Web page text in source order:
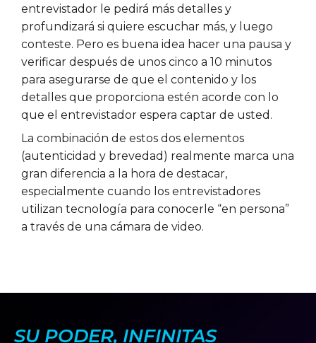
entrevistador le pedirá más detalles y
profundizará si quiere escuchar más, y luego
conteste. Pero es buena idea hacer una pausa y
verificar después de unos cinco a 10 minutos
para asegurarse de que el contenido y los
detalles que proporciona estén acorde con lo
que el entrevistador espera captar de usted.
La combinación de estos dos elementos
(autenticidad y brevedad) realmente marca una
gran diferencia a la hora de destacar,
especialmente cuando los entrevistadores
utilizan tecnología para conocerle “en persona”
a través de una cámara de video.
SU PODER, INFINITAS